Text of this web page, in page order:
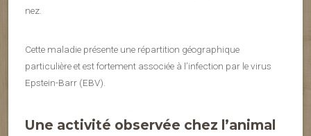
nez.
Cette maladie présente une répartition géographique
particulière et est fortement associée à l’infection par le virus
Epstein-Barr (EBV).
Une activité observée chez l’animal